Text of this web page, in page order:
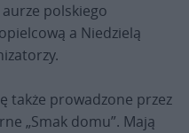
polskiego
a Niedzielą
także prowadzone przez
„Smak domu”. Mają